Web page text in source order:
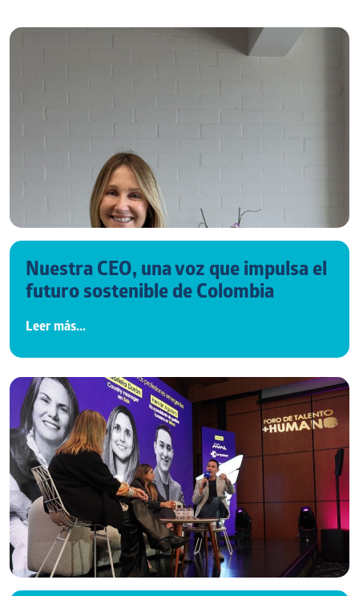
Nuestra CEO, una voz que impulsa el
futuro sostenible de Colombia
Leer más...